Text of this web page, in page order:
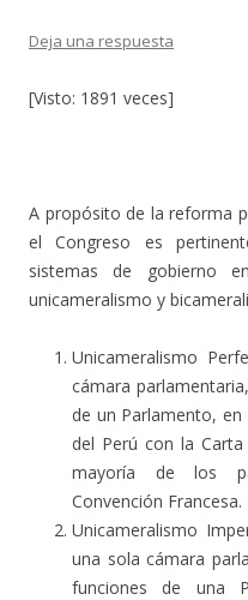
Deja una respuesta
[Visto: 1891 veces]
A propósito de la reforma
el Congreso es
sistemas de gobierno
unicameralismo y
Unicameralismo
cámara
de un Parlamento,
del Perú con la
mayoría de los
Convención Francesa.
Unicameralismo
una sola cámara
funciones de una